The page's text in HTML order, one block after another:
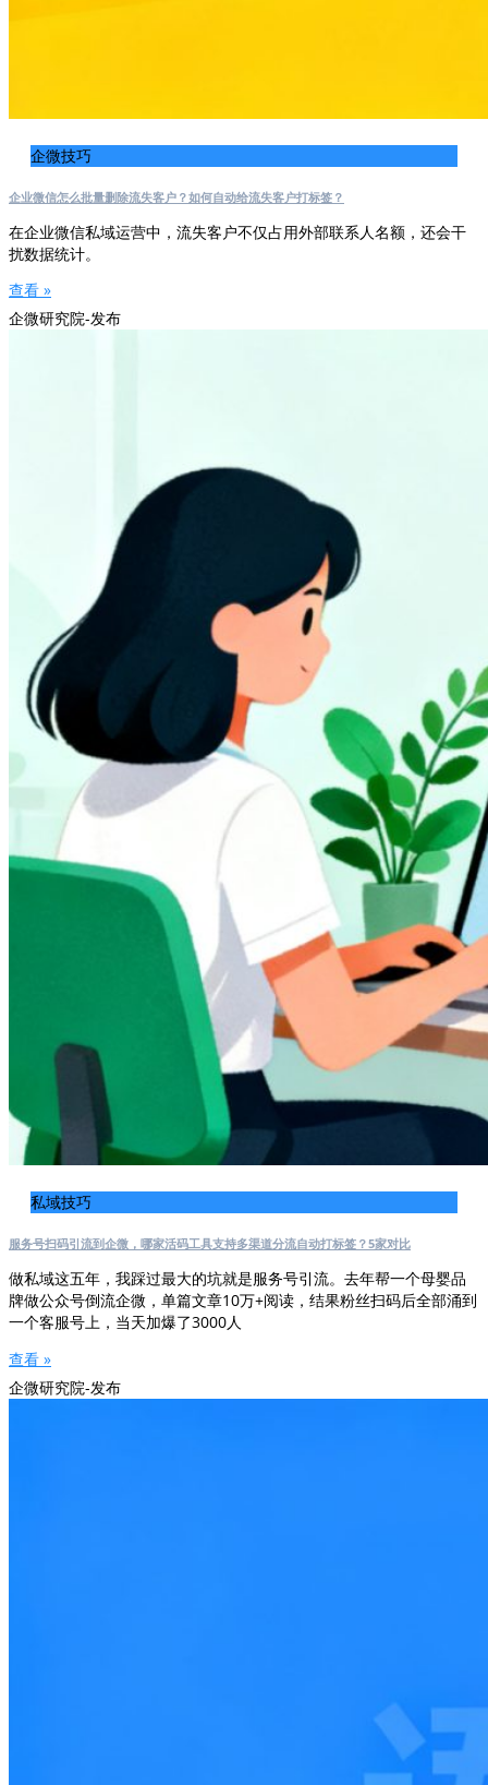
企微技巧
企业微信怎么批量删除流失客户？如何自动给流失客户打标签？
在企业微信私域运营中，流失客户不仅占用外部联系人名额，还会干
扰数据统计。
查看 »
企微研究院-发布
私域技巧
服务号扫码引流到企微，哪家活码工具支持多渠道分流自动打标签？5家对比
做私域这五年，我踩过最大的坑就是服务号引流。去年帮一个母婴品
牌做公众号倒流企微，单篇文章10万+阅读，结果粉丝扫码后全部涌到
一个客服号上，当天加爆了3000人
查看 »
企微研究院-发布